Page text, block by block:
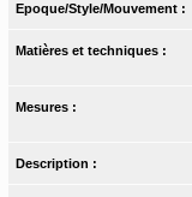
Epoque/Style/Mouvement :
Matières et techniques :
Mesures :
Description :